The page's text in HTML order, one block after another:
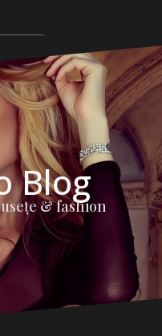
Blog
& fashion